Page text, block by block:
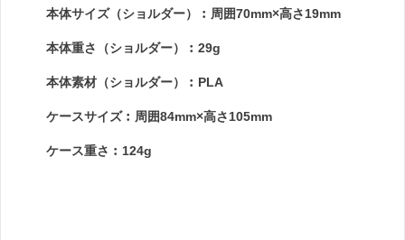
本体サイズ（ショルダー）︰周囲70mm×高さ19mm
本体重さ（ショルダー）︰29g
本体素材（ショルダー）︰PLA
ケースサイズ︰周囲84mm×高さ105mm
ケース重さ︰124g